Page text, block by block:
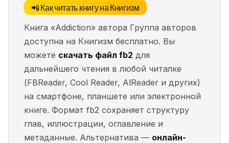
📲 Как читать книгу на Книгизм
Книга «Addiction» автора Группа авторов
доступна на Книгизм бесплатно. Вы
можете скачать файл fb2 для
дальнейшего чтения в любой читалке
(FBReader, Cool Reader, AlReader и других)
на смартфоне, планшете или электронной
книге. Формат fb2 сохраняет структуру
глав, иллюстрации, оглавление и
метаданные. Альтернатива — онлайн-